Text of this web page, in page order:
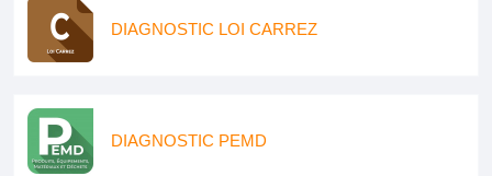
DIAGNOSTIC LOI CARREZ
DIAGNOSTIC PEMD